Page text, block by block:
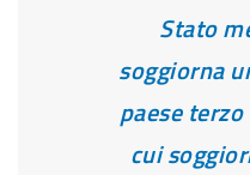
Stato
soggiorna
paese
cui